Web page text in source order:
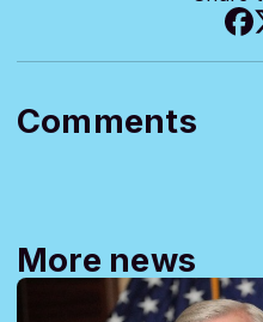
Comments
More news